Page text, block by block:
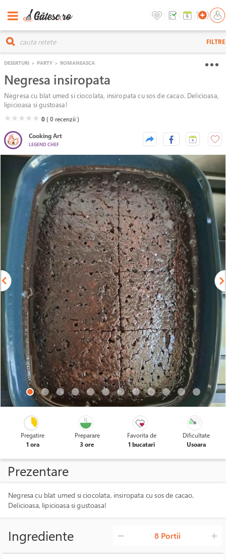
FILTRE
DESERTURI > PARTY > ROMANEASCA
Negresa insiropata
Negresa cu blat umed si ciocolata, insiropata cu sos de cacao. Delicioasa,
lipicioasa si gustoasa!
( )
★( )
★( )
★( )
★( )
★ 0( 0 recenzii )
Cooking Art
LEGEND CHEF
Pregatire
1 ora
Preparare
3 ore
Favorita de
1 bucatari
Dificultate
Usoara
Prezentare
Negresa cu blat umed si ciocolata, insiropata cu sos de cacao.
Delicioasa, lipicioasa si gustoasa!
Ingrediente 8 Portii